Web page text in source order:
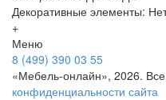
Декоративные элементы:
+
Меню
8 (499) 390 03 55
«Мебель-онлайн», 2026.
конфиденциальности сайта